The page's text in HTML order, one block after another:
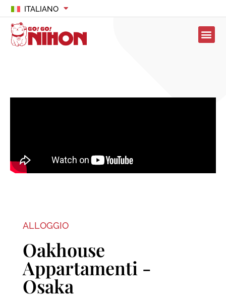
ITALIANO
ALLOGGIO
Oakhouse
Appartamenti -
Osaka